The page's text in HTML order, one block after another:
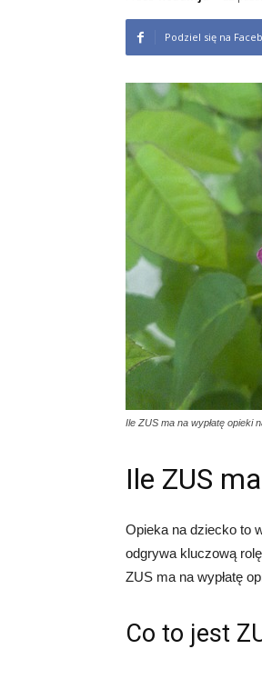
Podziel się na
Ile ZUS ma na wypłatę opieki
Ile ZUS
Opieka na dziecko to
odgrywa kluczową
ZUS ma na wypłatę
Co to jest